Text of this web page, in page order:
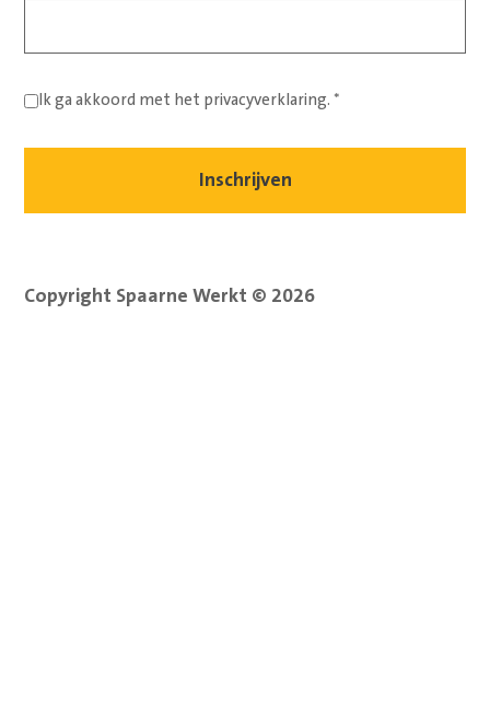
Ik ga akkoord met het privacyverklaring. *
Copyright Spaarne Werkt © 2026